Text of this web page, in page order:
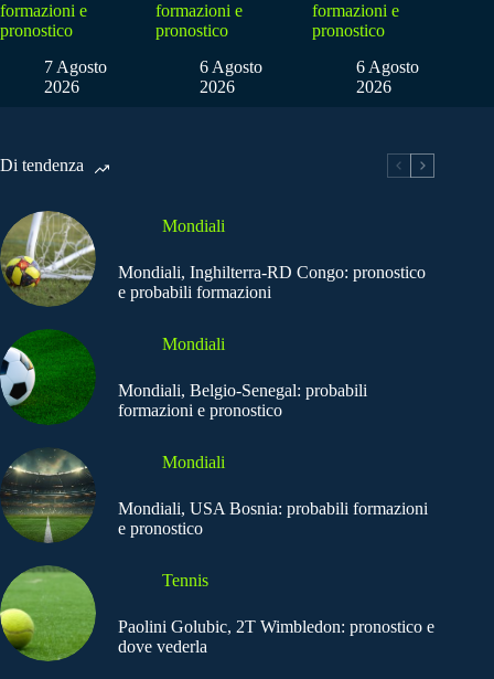
formazioni e
pronostico
7 Agosto
2026
formazioni e
pronostico
6 Agosto
2026
formazioni e
pronostico
6 Agosto
2026
Di tendenza
Mondiali
Mondiali, Inghilterra-RD Congo: pronostico
e probabili formazioni
Mondiali
Mondiali, Belgio-Senegal: probabili
formazioni e pronostico
Mondiali
Mondiali, USA Bosnia: probabili formazioni
e pronostico
Tennis
Paolini Golubic, 2T Wimbledon: pronostico e
dove vederla